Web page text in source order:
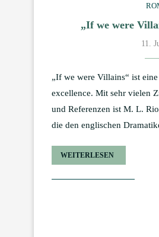
„If we were
11.
„If we were Villains“ ist
excellence. Mit sehr vielen
und Referenzen ist M. L.
die den englischen
WEITERLESEN